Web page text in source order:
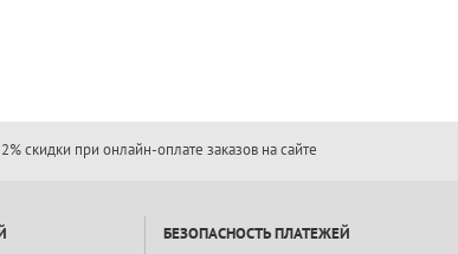
2% скидки при онлайн-оплате заказов на сайте
БЕЗОПАСНОСТЬ ПЛАТЕЖЕЙ